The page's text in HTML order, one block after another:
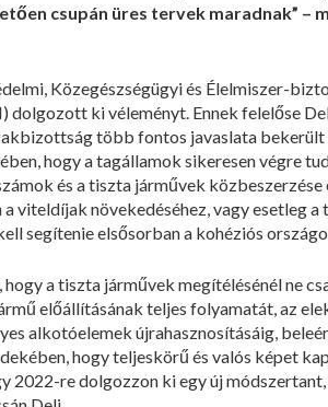
csupán üres tervek maradnak” –
Közegészségügyi és Élelmiszer-
ki véleményt. Ennek felelőse
több fontos javaslata
hogy a tagállamok sikeresen végre
és a tiszta járművek
a viteldíjak növekedéséhez, vagy esetleg
segítenie elsősorban a kohéziós
a tiszta járművek megítélésénél ne
előállításának teljes folyamatát, az
alkotóelemek újrahasznosításáig,
hogy teljeskörű és valós képet
re dolgozzon ki egy új